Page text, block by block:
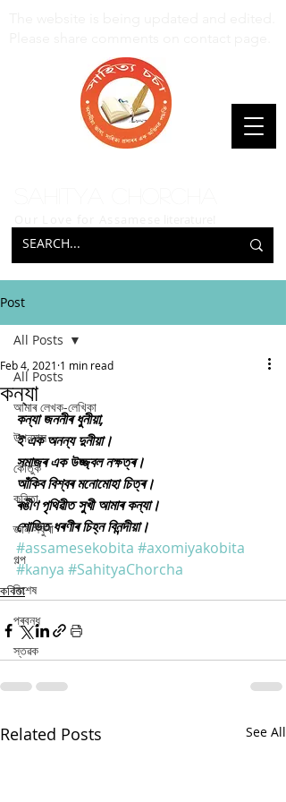
Post
All Posts
আমাৰ লেখক-লেখিকা
উপন্যাস
কৌতুক
কবিতা
জ্ঞান সঁফুৰা
গল্প
বিশেষ
প্ৰবন্ধ
স্তৱক
All Posts
কন্যা
Feb 4, 2021 1 min read
কন্যা জননীৰ ধুনীয়া,
ই এক অনন্য দুনীয়া।
সমাজৰ এক উজ্জ্বল নক্ষত্ৰ।
আঁকিব বিশ্বৰ মনোমোহা চিত্ৰ।
ৰঙীণ পৃথিৱীত সুখী আমাৰ কন্যা।
শোভিত ধৰণীৰ চিহ্ন বিনন্দীয়া।
#assamesekobita #axomiyakobita
#kanya #SahityaChorcha
কবিতা
Related Posts See All